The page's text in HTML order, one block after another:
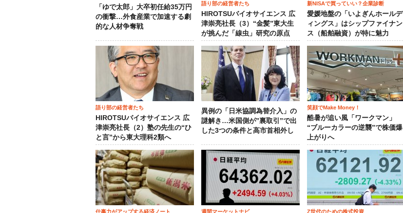
「ゆで太郎」大卒初任給35万円
の衝撃…外食産業で加速する劇
的な人材争奪戦
語り部の経営者たち
HIROTSUバイオサイエンス 広
津崇亮社長（3）“金髪”東大生
が挑んだ「線虫」研究の原点
新NISAで買っていい？企業診断
愛媛地盤の「いよぎんホールデ
ィングス」はシップファイナン
ス（船舶融資）が特に魅力
語り部の経営者たち
HIROTSUバイオサイエンス 広
津崇亮社長（2）塾の先生の“ひ
と言”から東大理科2類へ
異例の「日米協調為替介入」の
謎解き…米国側が”裏取引”で出
した3つの条件と高市首相外し
笑顔でMake Money！
酷暑が追い風「ワークマン」
“ブルーカラーの逆襲”で株価爆
上がりへ
仕事力がアップする経済ノート 週間マーケットナビ Z世代のための株式投資